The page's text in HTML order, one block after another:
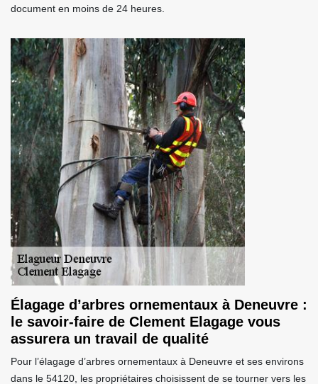
document en moins de 24 heures.
Élagage d’arbres ornementaux à Deneuvre :
le savoir-faire de Clement Elagage vous
assurera un travail de qualité
Pour l’élagage d’arbres ornementaux à Deneuvre et ses environs
dans le 54120, les propriétaires choisissent de se tourner vers les